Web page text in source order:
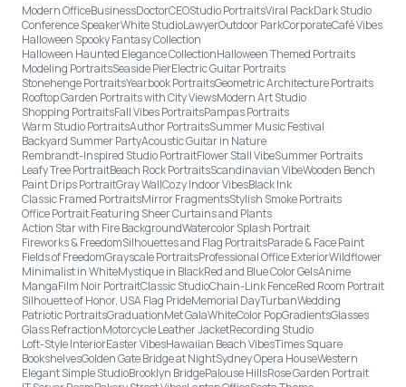
Modern OfficeBusinessDoctorCEOStudio PortraitsViral PackDark Studio
Conference SpeakerWhite StudioLawyerOutdoor ParkCorporateCafé Vibes
Halloween Spooky Fantasy Collection
Halloween Haunted Elegance CollectionHalloween Themed Portraits
Modeling PortraitsSeaside PierElectric Guitar Portraits
Stonehenge PortraitsYearbook PortraitsGeometric Architecture Portraits
Rooftop Garden Portraits with City ViewsModern Art Studio
Shopping PortraitsFall Vibes PortraitsPampas Portraits
Warm Studio PortraitsAuthor PortraitsSummer Music Festival
Backyard Summer PartyAcoustic Guitar in Nature
Rembrandt-Inspired Studio PortraitFlower Stall VibeSummer Portraits
Leafy Tree PortraitBeach Rock PortraitsScandinavian VibeWooden Bench
Paint Drips PortraitGray WallCozy Indoor VibesBlack Ink
Classic Framed PortraitsMirror FragmentsStylish Smoke Portraits
Office Portrait Featuring Sheer Curtains and Plants
Action Star with Fire BackgroundWatercolor Splash Portrait
Fireworks & FreedomSilhouettes and Flag PortraitsParade & Face Paint
Fields of FreedomGrayscale PortraitsProfessional Office ExteriorWildflower
Minimalist in WhiteMystique in BlackRed and Blue Color GelsAnime
MangaFilm Noir PortraitClassic StudioChain-Link FenceRed Room Portrait
Silhouette of Honor, USA Flag PrideMemorial DayTurbanWedding
Patriotic PortraitsGraduationMet GalaWhiteColor PopGradientsGlasses
Glass RefractionMotorcycle Leather JacketRecording Studio
Loft-Style InteriorEaster VibesHawaiian Beach VibesTimes Square
BookshelvesGolden Gate Bridge at NightSydney Opera HouseWestern
Elegant Simple StudioBrooklyn BridgePalouse HillsRose Garden Portrait